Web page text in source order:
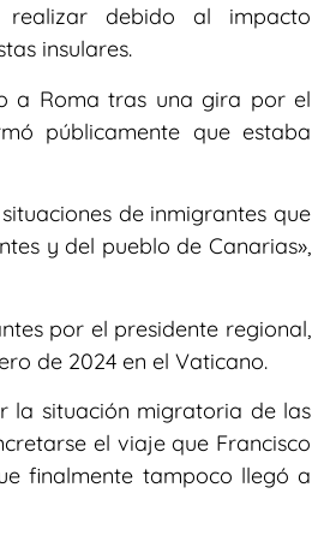
realizar debido al impacto
insulares.
a Roma tras una gira por el
públicamente que estaba
de inmigrantes que
y del pueblo de Canarias»,
por el presidente regional,
de 2024 en el Vaticano.
la situación migratoria de las
el viaje que Francisco
finalmente tampoco llegó a